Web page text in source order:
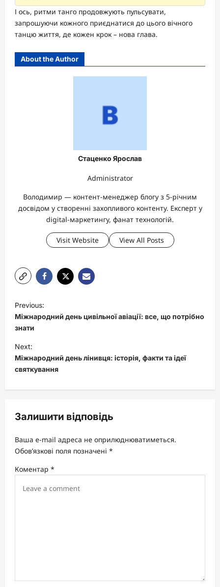
І ось, ритми танго продовжують пульсувати,
запрошуючи кожного приєднатися до цього вічного
танцю життя, де кожен крок – нова глава.
About the Author
Стаценко Ярослав
Administrator
Володимир — контент-менеджер блогу з 5-річним
досвідом у створенні захопливого контенту. Експерт у
digital-маркетингу, фанат технологій.
Visit Website View All Posts
P
o
s
t
n
a
v
g
a
t
i
Previous:
Міжнародний день цивільної авіації: все, що потрібно
знати
Next:
Міжнародний день лінивця: історія, факти та ідеї
святкування
Залишити відповідь
Ваша e-mail адреса не оприлюднюватиметься.
Обов’язкові поля позначені *
Коментар *